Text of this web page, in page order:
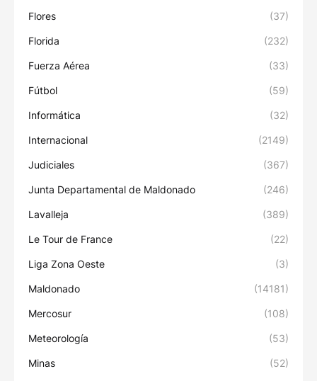
Flores (37)
Florida (232)
Fuerza Aérea (33)
Fútbol (59)
Informática (32)
Internacional (2149)
Judiciales (367)
Junta Departamental de Maldonado (246)
Lavalleja (389)
Le Tour de France (22)
Liga Zona Oeste (3)
Maldonado (14181)
Mercosur (108)
Meteorología (53)
Minas (52)